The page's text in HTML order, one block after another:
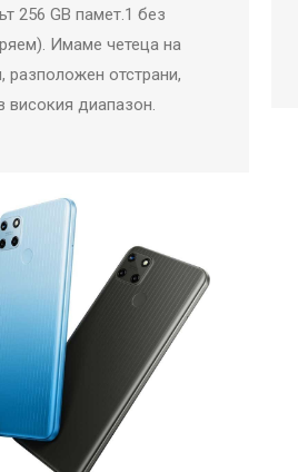
256 GB памет.1 без
Имаме четеца на
разположен отстрани,
диапазон.